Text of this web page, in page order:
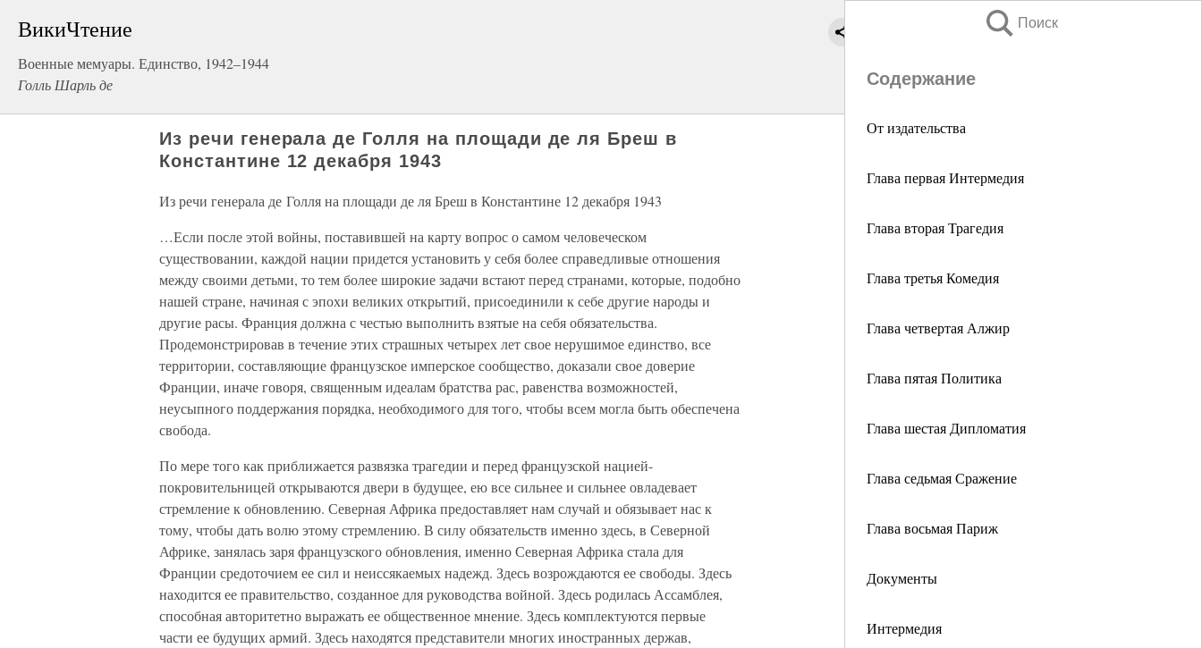
ВикиЧтение
Военные мемуары. Единство, 1942–1944
Голль Шарль де
Поиск
Содержание
От издательства
Глава первая Интермедия
Глава вторая Трагедия
Глава третья Комедия
Глава четвертая Алжир
Глава пятая Политика
Глава шестая Дипломатия
Глава седьмая Сражение
Глава восьмая Париж
Документы
Интермедия
Из речи генерала де Голля на площади де ля Бреш в
Константине 12 декабря 1943
Из речи генерала де Голля на площади де ля Бреш в Константине 12 декабря 1943
…Если после этой войны, поставившей на карту вопрос о самом человеческом
существовании, каждой нации придется установить у себя более справедливые отношения
между своими детьми, то тем более широкие задачи встают перед странами, которые, подобно
нашей стране, начиная с эпохи великих открытий, присоединили к себе другие народы и
другие расы. Франция должна с честью выполнить взятые на себя обязательства.
Продемонстрировав в течение этих страшных четырех лет свое нерушимое единство, все
территории, составляющие французское имперское сообщество, доказали свое доверие
Франции, иначе говоря, священным идеалам братства рас, равенства возможностей,
неусыпного поддержания порядка, необходимого для того, чтобы всем могла быть обеспечена
свобода.
По мере того как приближается развязка трагедии и перед французской нацией-
покровительницей открываются двери в будущее, ею все сильнее и сильнее овладевает
стремление к обновлению. Северная Африка предоставляет нам случай и обязывает нас к
тому, чтобы дать волю этому стремлению. В силу обязательств именно здесь, в Северной
Африке, занялась заря французского обновления, именно Северная Африка стала для
Франции средоточием ее сил и неиссякаемых надежд. Здесь возрождаются ее свободы. Здесь
находится ее правительство, созданное для руководства войной. Здесь родилась Ассамблея,
способная авторитетно выражать ее общественное мнение. Здесь комплектуются первые
части ее будущих армий. Здесь находятся представители многих иностранных держав,